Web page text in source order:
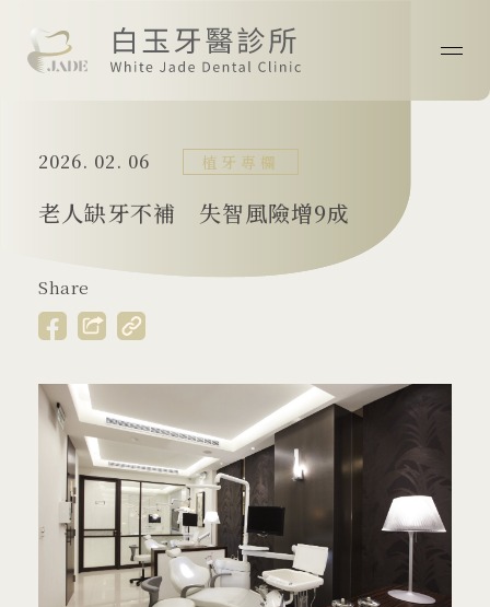
關於我們
最新消息
醫師專欄
案例分享
院所資訊
大學牙醫
2026. 02. 06 植牙專欄
老人缺牙不補 失智風險增9成
Share